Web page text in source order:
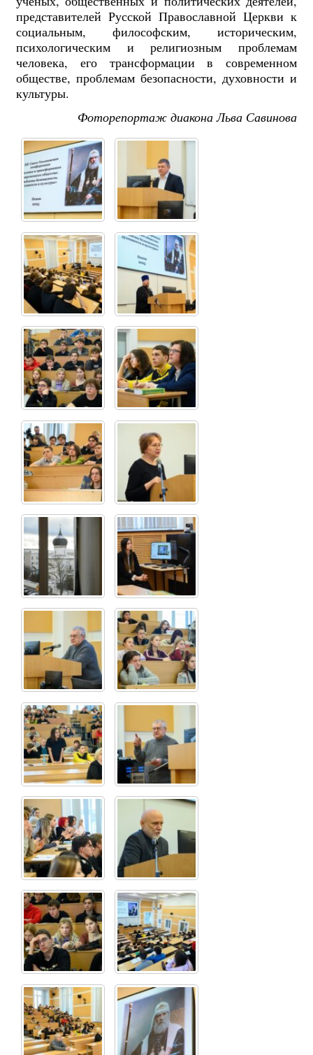
представителей Русской Православной Церкви к
социальным, философским, историческим,
психологическим и религиозным проблемам
человека, его трансформации в современном
обществе, проблемам безопасности, духовности и
культуры.
Фоторепортаж диакона Льва Савинова